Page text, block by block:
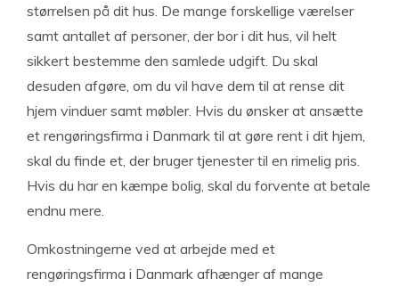
størrelsen på dit hus. De mange forskellige værelser
samt antallet af personer, der bor i dit hus, vil helt
sikkert bestemme den samlede udgift. Du skal
desuden afgøre, om du vil have dem til at rense dit
hjem vinduer samt møbler. Hvis du ønsker at ansætte
et rengøringsfirma i Danmark til at gøre rent i dit hjem,
skal du finde et, der bruger tjenester til en rimelig pris.
Hvis du har en kæmpe bolig, skal du forvente at betale
endnu mere.
Omkostningerne ved at arbejde med et
rengøringsfirma i Danmark afhænger af mange